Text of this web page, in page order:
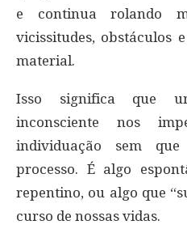
e continua rolando
vicissitudes, obstáculos
material.
Isso significa que
inconsciente nos
individuação sem
processo. É algo
repentino, ou algo que
curso de nossas vidas.